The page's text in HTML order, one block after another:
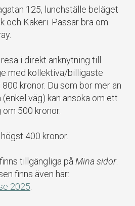
125, lunchställe beläget
och Kakeri. Passar bra om
i direkt anknytning till
med kollektiva/billigaste
kronor. Du som bor mer än
väg) kan ansöka om ett
500 kronor.
400 kronor.
finns tillgängliga på Mina sidor.
finns även här:
2025